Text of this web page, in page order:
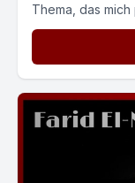
Thema, das